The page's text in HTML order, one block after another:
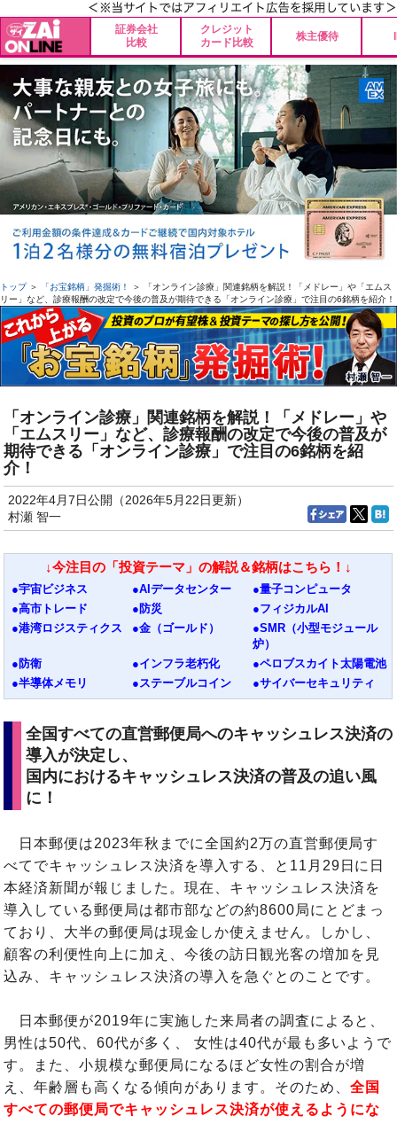
証券会社
比較
クレジット
カード比較
株主優待
トップ＞ 「お宝銘柄」発掘術！
＞ 「オンライン診療」関連銘柄を解説！「メドレー」や「エムス
リー」など、診療報酬の改定で今後の普及が期待できる「オンライン診療」で注目の6銘柄を紹介！
「オンライン診療」関連銘柄を解説！「メドレー」や
「エムスリー」など、診療報酬の改定で今後の普及が
期待できる「オンライン診療」で注目の6銘柄を紹
介！
2022年4月7日公開（2026年5月22日更新）
村瀬 智一
↓今注目の「投資テーマ」の解説＆銘柄はこちら！↓
●宇宙ビジネス ●AIデータセンター
●量子コンピュータ
●高市トレード
●防災
●フィジカルAI
●港湾ロジスティクス
●金（ゴールド）
●SMR（小型モジュール
炉）
●防衛
●インフラ老朽化
●ペロブスカイト太陽電池
●半導体メモリ
●ステーブルコイン ●サイバーセキュリティ
全国すべての直営郵便局へのキャッシュレス決済の
導入が決定し、
国内におけるキャッシュレス決済の普及の追い風
に！
日本郵便は2023年秋までに全国約2万の直営郵便局す
べてでキャッシュレス決済を導入する、と11月29日に日
本経済新聞が報じました。現在、キャッシュレス決済を
導入している郵便局は都市部などの約8600局にとどまっ
ており、大半の郵便局は現金しか使えません。しかし、
顧客の利便性向上に加え、今後の訪日観光客の増加を見
込み、キャッシュレス決済の導入を急ぐとのことです。
日本郵便が2019年に実施した来局者の調査によると、
男性は50代、60代が多く、 女性は40代が最も多いようで
す。また、小規模な郵便局になるほど女性の割合が増
え、年齢層も高くなる傾向があります。そのため、 全国
すべての郵便局でキャッシュレス決済が使えるようにな